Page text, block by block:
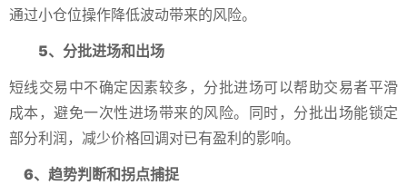
通过小仓位操作降低波动带来的风险。
5、分批进场和出场
短线交易中不确定因素较多，分批进场可以帮助交易者平滑
成本，避免一次性进场带来的风险。同时，分批出场能锁定
部分利润，减少价格回调对已有盈利的影响。
6、趋势判断和拐点捕捉‌